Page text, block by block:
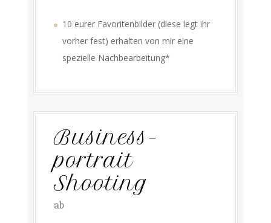
10 eurer Favoritenbilder (diese legt ihr
vorher fest) erhalten von mir eine
spezielle Nachbearbeitung*
Business-
portrait
Shooting
ab